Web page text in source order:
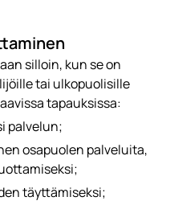
silloin, kun se on
tai ulkopuolisille
tapauksissa:
palvelun;
osapuolen palveluita,
täyttämiseksi;